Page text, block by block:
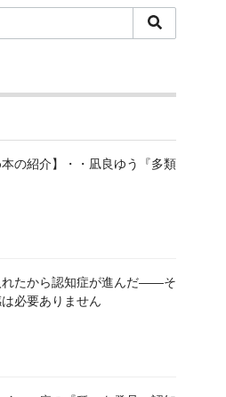
本の紹介】・・凪良ゆう『多類
れたから認知症が進んだ――そ
必要ありません